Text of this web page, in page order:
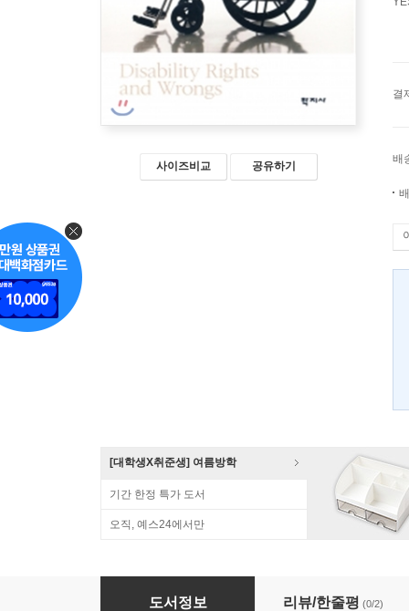
사이즈비교 공유하기
결
배
[대학생X취준생] 여름방학
기간 한정 특가 도서
오직, 예스24에서만
장애학의 쟁점
도서정보 리뷰/한줄평 (0/2)